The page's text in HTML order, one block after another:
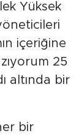
Yüksek
içeriğine
25
altında bir
bir